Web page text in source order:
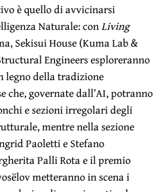
è quello di avvicinarsi
Naturale: conLiving
Sekisui House (Kuma Lab &
Engineers esploreranno
legno della tradizione
che, governate dall’AI, potranno
e sezioni irregolari degli
mentre nella sezione
Paoletti e Stefano
Palli Rota e il premio
metteranno in scena i